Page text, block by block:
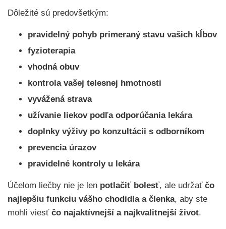
Dôležité sú predovšetkým:
pravidelný pohyb primeraný stavu vašich kĺbov
fyzioterapia
vhodná obuv
kontrola vašej telesnej hmotnosti
vyvážená strava
užívanie liekov podľa odporúčania lekára
doplnky výživy po konzultácii s odborníkom
prevencia úrazov
pravidelné kontroly u lekára
Účelom liečby nie je len potlačiť bolesť, ale udržať čo
najlepšiu funkciu vášho chodidla a členka, aby ste
mohli viesť čo najaktívnejší a najkvalitnejší život.